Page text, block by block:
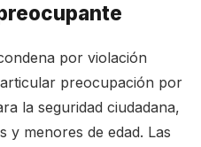
por violación
preocupación por
la seguridad ciudadana,
y menores de edad. Las